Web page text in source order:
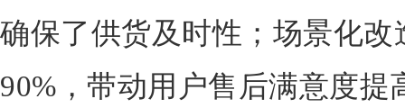
确保了供货及时性；场景化
90%，带动用户售后满意度提